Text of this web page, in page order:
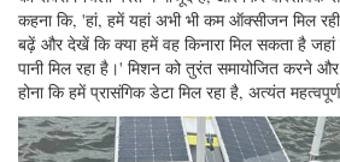
कहना कि, 'हां, हमें यहां अभी भी कम ऑक्सीजन मिल
बढ़ें और देखें कि क्या हमें वह किनारा मिल सकता है
पानी मिल रहा है।' मिशन को तुरंत समायोजित करने
होना कि हमें प्रासंगिक डेटा मिल रहा है, अत्यंत